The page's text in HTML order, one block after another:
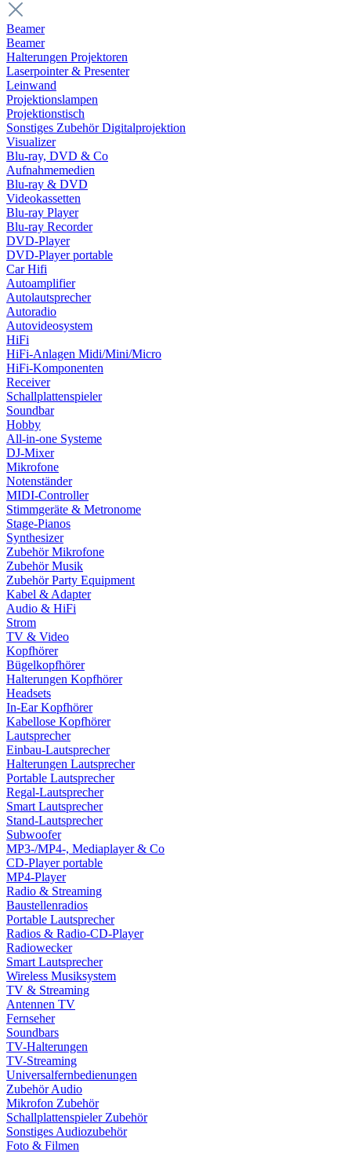
Beamer
Beamer
Halterungen Projektoren
Laserpointer & Presenter
Leinwand
Projektionslampen
Projektionstisch
Sonstiges Zubehör Digitalprojektion
Visualizer
Blu-ray, DVD & Co
Aufnahmemedien
Blu-ray & DVD
Videokassetten
Blu-ray Player
Blu-ray Recorder
DVD-Player
DVD-Player portable
Car Hifi
Autoamplifier
Autolautsprecher
Autoradio
Autovideosystem
HiFi
HiFi-Anlagen Midi/Mini/Micro
HiFi-Komponenten
Receiver
Schallplattenspieler
Soundbar
Hobby
All-in-one Systeme
DJ-Mixer
Mikrofone
Notenständer
MIDI-Controller
Stimmgeräte & Metronome
Stage-Pianos
Synthesizer
Zubehör Mikrofone
Zubehör Musik
Zubehör Party Equipment
Kabel & Adapter
Audio & HiFi
Strom
TV & Video
Kopfhörer
Bügelkopfhörer
Halterungen Kopfhörer
Headsets
In-Ear Kopfhörer
Kabellose Kopfhörer
Lautsprecher
Einbau-Lautsprecher
Halterungen Lautsprecher
Portable Lautsprecher
Regal-Lautsprecher
Smart Lautsprecher
Stand-Lautsprecher
Subwoofer
MP3-/MP4-, Mediaplayer & Co
CD-Player portable
MP4-Player
Radio & Streaming
Baustellenradios
Portable Lautsprecher
Radios & Radio-CD-Player
Radiowecker
Smart Lautsprecher
Wireless Musiksystem
TV & Streaming
Antennen TV
Fernseher
Soundbars
TV-Halterungen
TV-Streaming
Universalfernbedienungen
Zubehör Audio
Mikrofon Zubehör
Schallplattenspieler Zubehör
Sonstiges Audiozubehör
Foto & Filmen